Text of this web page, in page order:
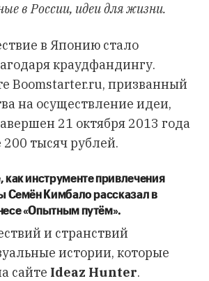
в России, идеи для жизни.
в Японию стало
краудфандингу.
Boomstarter.ru, призванный
на осуществление идеи,
21 октября 2013 года
200 тысяч рублей.
инструменте привлечения
Семён Кимбало рассказал в
«Опытным путём».
и странствий
истории, которые
сайте Ideaz Hunter.